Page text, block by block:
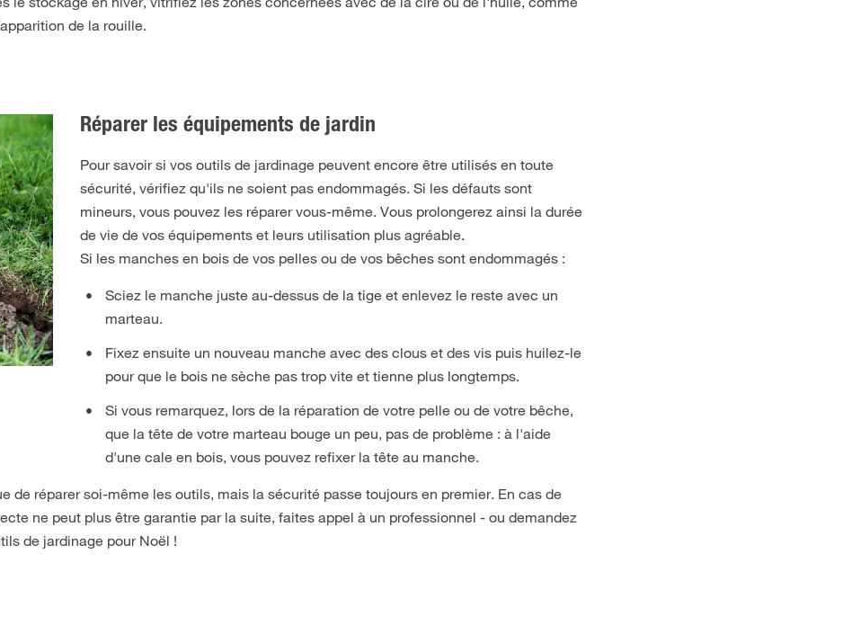
de la rouille.
Réparer les équipements de jardin
Pour savoir si vos outils de jardinage peuvent encore être utilisés en toute
sécurité, vérifiez qu'ils ne soient pas endommagés. Si les défauts sont
mineurs, vous pouvez les réparer vous-même. Vous prolongerez ainsi la durée
de vie de vos équipements et leurs utilisation plus agréable.
Si les manches en bois de vos pelles ou de vos bêches sont endommagés :
Sciez le manche juste au-dessus de la tige et enlevez le reste avec un
marteau.
Fixez ensuite un nouveau manche avec des clous et des vis puis huilez-le
pour que le bois ne sèche pas trop vite et tienne plus longtemps.
Si vous remarquez, lors de la réparation de votre pelle ou de votre bêche,
que la tête de votre marteau bouge un peu, pas de problème : à l'aide
d'une cale en bois, vous pouvez refixer la tête au manche.
de réparer soi-même les outils, mais la sécurité passe toujours en premier. En cas de
ne peut plus être garantie par la suite, faites appel à un professionnel - ou demandez
de jardinage pour Noël !